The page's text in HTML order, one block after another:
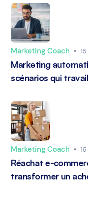
Marketing Coach •
Marketing
scénarios qui
Marketing Coach •
Réachat e-
transformer un